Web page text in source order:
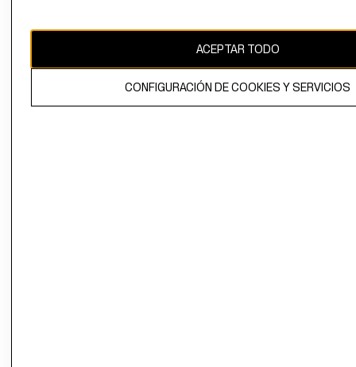
CAMBIAR REGIÓN
ACEPTAR TODO
CONFIGURACIÓN DE COOKIES Y SERVICIOS